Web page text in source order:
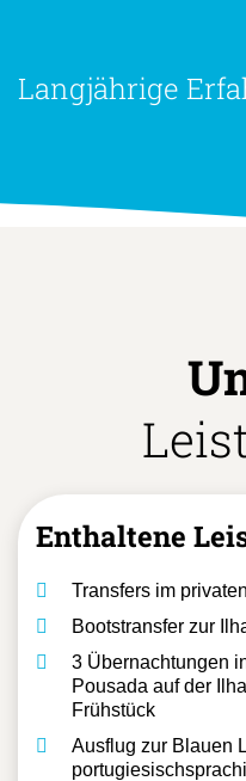
Langjährige
Enthaltene
Transfers im
Bootstransfer zur
3 Übernachtungen
Pousada auf der
Frühstück
Ausflug zur Blauen